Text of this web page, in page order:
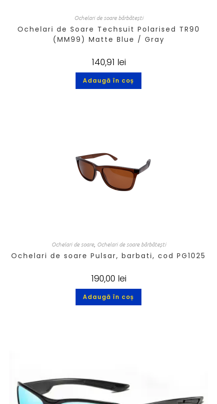
Ochelari de soare bărbătești
Ochelari de Soare Techsuit Polarised TR90
(MM99) Matte Blue / Gray
140,91 lei
Adaugă în coș
Ochelari de soare, Ochelari de soare bărbătești
Ochelari de soare Pulsar, barbati, cod PG1025
190,00 lei
Adaugă în coș